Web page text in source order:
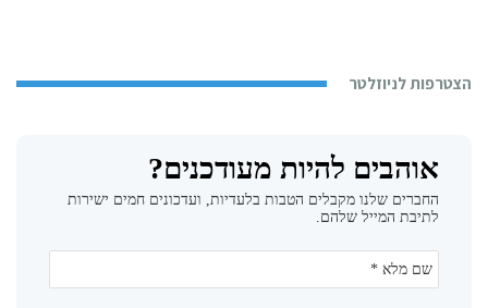
הצטרפות לניוזלטר